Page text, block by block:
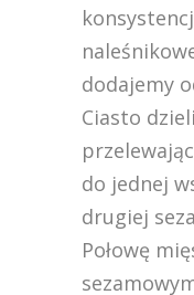
dodajemy
Ciasto
do jednej
drugiej
Połowę